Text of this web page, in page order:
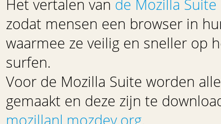
Het vertalen van de Mozilla Suite
zodat mensen een browser in
waarmee ze veilig en sneller op
surfen.
Voor de Mozilla Suite worden
gemaakt en deze zijn te
mozillanl.mozdev.org.